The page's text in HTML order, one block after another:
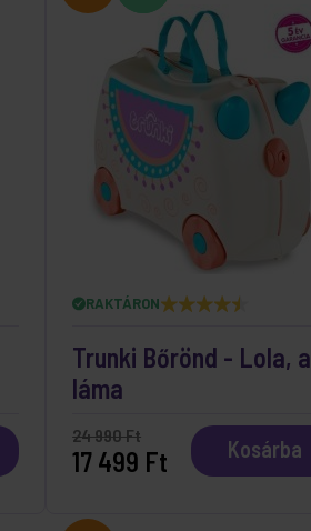
RAKTÁRON
Trunki Bőrönd - Lola, a
láma
24 990 Ft
17 499 Ft Kosárba